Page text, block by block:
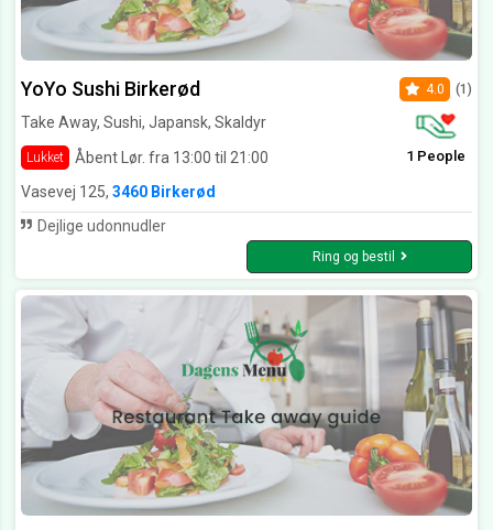
YoYo Sushi Birkerød
Take Away, Sushi, Japansk, Skaldyr
Lukket Åbent Lør. fra 13:00 til 21:00
4.0 (1)
1 People
Vasevej 125, 3460 Birkerød
Dejlige udonnudler
Ring og bestil